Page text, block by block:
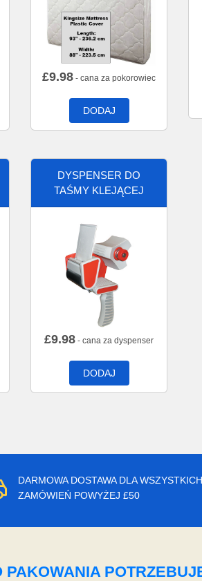
£9.98 - cana za pokorowiec
DODAJ
DYSPENSER DO
TAŚMY KLEJĄCEJ
£9.98 - cana za dyspenser
DODAJ
DARMOWA DOSTAWA DLA WSZYSTKICH
ZAMÓWIEŃ POWYŻEJ £50